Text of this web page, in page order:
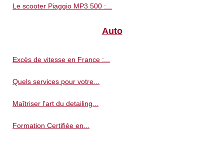
Le scooter Piaggio MP3 500 :...
Auto
Excès de vitesse en France :...
Quels services pour votre...
Maîtriser l'art du detailing...
Formation Certifiée en...